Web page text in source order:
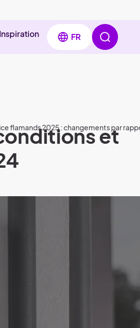
Inspiration FR
flamands 2025 : changements par
et